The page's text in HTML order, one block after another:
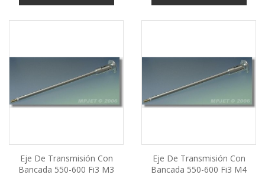
Eje De Transmisión Con
Bancada 550-600 Fi3 M3
Eje De Transmisión Con
Bancada 550-600 Fi3 M4